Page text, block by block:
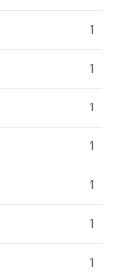
1
1
1
1
1
1
1